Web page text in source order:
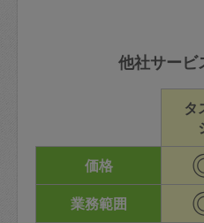
他社サービ
タ
価格
業務範囲